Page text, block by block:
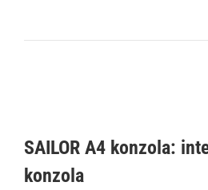
SAILOR A4 konzola:
konzola